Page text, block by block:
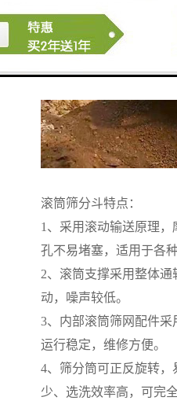
滚筒筛分斗特点：
1、采用滚动输送原理
孔不易堵塞，适用于各
2、滚筒支撑采用整体
动，噪声较低。
3、内部滚筒筛网配件采
运行稳定，维修方便。
4、筛分筒可正反旋转
少、选洗效率高，可完